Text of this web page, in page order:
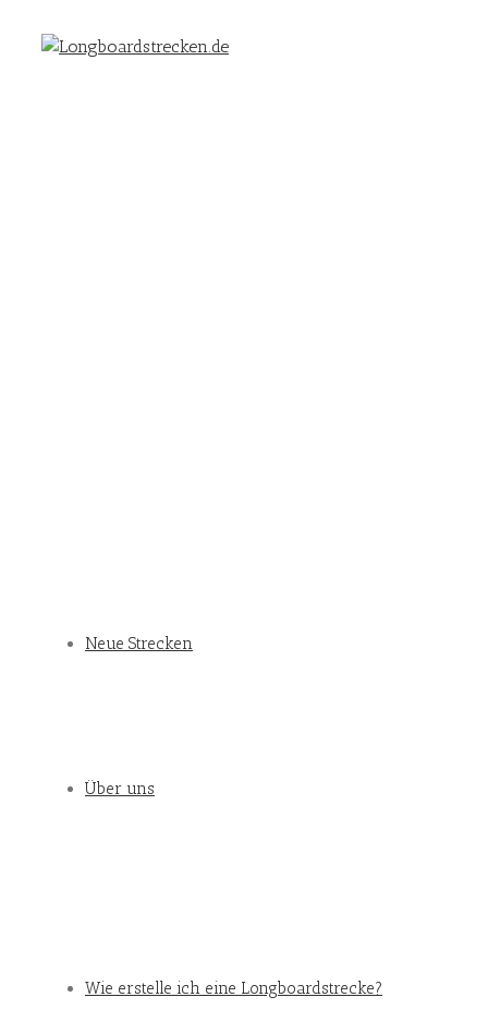
Neue Strecken
Über uns
Wie erstelle ich eine Longboardstrecke?